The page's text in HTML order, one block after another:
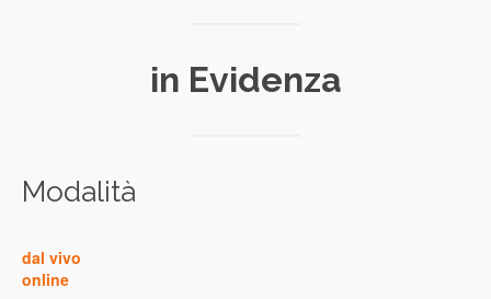
in Evidenza
Modalità
dal vivo
online